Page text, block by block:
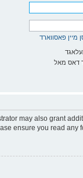
מיין פאסווארד
דאס מאל
may also grant
ensure you read any